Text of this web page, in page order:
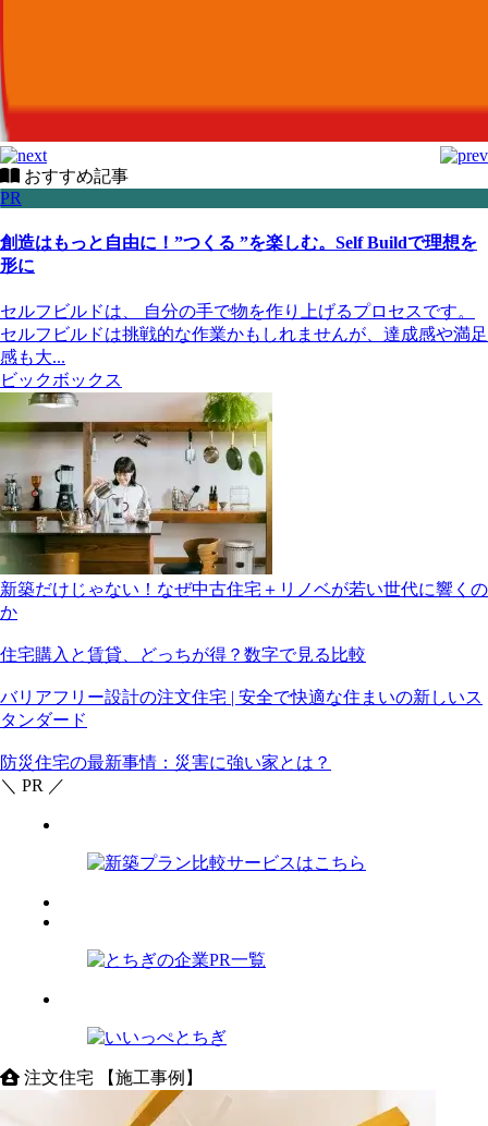
おすすめ記事
PR
創造はもっと自由に！”つくる ”を楽しむ。Self Buildで理想を
形に
セルフビルドは、 自分の手で物を作り上げるプロセスです。
セルフビルドは挑戦的な作業かもしれませんが、達成感や満足
感も大...
ビックボックス
新築だけじゃない！なぜ中古住宅＋リノベが若い世代に響くの
か
住宅購入と賃貸、どっちが得？数字で見る比較
バリアフリー設計の注文住宅 | 安全で快適な住まいの新しいス
タンダード
防災住宅の最新事情：災害に強い家とは？
＼ PR ／
注文住宅 【施工事例】